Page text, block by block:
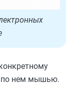
по нем мышью.